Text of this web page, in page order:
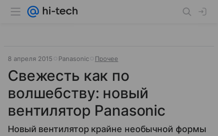
8 апреля 2015 Panasonic Прочее
Свежесть как по
волшебству: новый
вентилятор Panasonic
Новый вентилятор крайне необычной формы